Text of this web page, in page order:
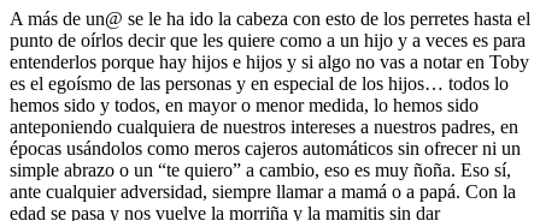
A más de un@ se le ha ido la cabeza con esto de los perretes hasta el
punto de oírlos decir que les quiere como a un hijo y a veces es para
entenderlos porque hay hijos e hijos y si algo no vas a notar en Toby
es el egoísmo de las personas y en especial de los hijos… todos lo
hemos sido y todos, en mayor o menor medida, lo hemos sido
anteponiendo cualquiera de nuestros intereses a nuestros padres, en
épocas usándolos como meros cajeros automáticos sin ofrecer ni un
simple abrazo o un “te quiero” a cambio, eso es muy ñoña. Eso sí,
ante cualquier adversidad, siempre llamar a mamá o a papá. Con la
edad se pasa y nos vuelve la morriña y la mamitis sin dar